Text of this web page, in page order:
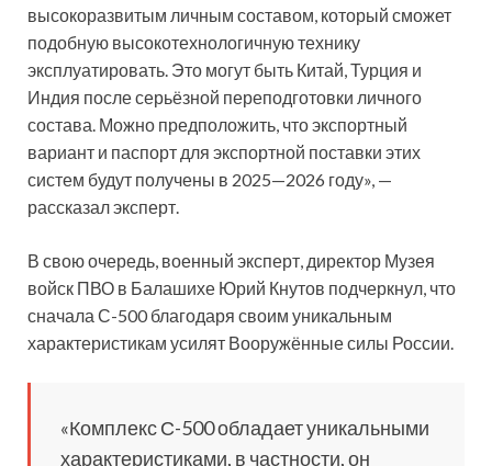
высокоразвитым личным составом, который сможет
подобную высокотехнологичную технику
эксплуатировать. Это могут быть Китай, Турция и
Индия после серьёзной переподготовки личного
состава. Можно предположить, что экспортный
вариант и паспорт для экспортной поставки этих
систем будут получены в 2025—2026 году», —
рассказал эксперт.
В свою очередь, военный эксперт, директор Музея
войск ПВО в Балашихе Юрий Кнутов подчеркнул, что
сначала С-500 благодаря своим уникальным
характеристикам усилят Вооружённые силы России.
«Комплекс С-500 обладает уникальными
характеристиками, в частности, он